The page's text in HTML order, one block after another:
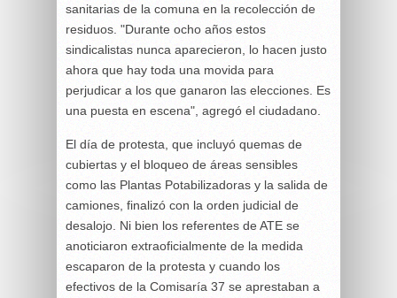
sanitarias de la comuna en la recolección de
residuos. "Durante ocho años estos
sindicalistas nunca aparecieron, lo hacen justo
ahora que hay toda una movida para
perjudicar a los que ganaron las elecciones. Es
una puesta en escena", agregó el ciudadano.
El día de protesta, que incluyó quemas de
cubiertas y el bloqueo de áreas sensibles
como las Plantas Potabilizadoras y la salida de
camiones, finalizó con la orden judicial de
desalojo. Ni bien los referentes de ATE se
anoticiaron extraoficialmente de la medida
escaparon de la protesta y cuando los
efectivos de la Comisaría 37 se aprestaban a